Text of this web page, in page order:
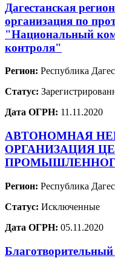
Дагестанская
организация по
"Национальный
контроля"
Регион: Республика
Статус:
Дата ОГРН: 11.11.2020
АВТОНОМНАЯ
ОРГАНИЗАЦИЯ
Регион: Республика
Статус: Исключенные
Дата ОГРН: 05.11.2020